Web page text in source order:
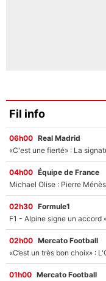
Fil info
06h00 Real Madrid
04h00 Équipe de France
02h30 Formule1
02h00 Mercato Football
01h00 Mercato Football